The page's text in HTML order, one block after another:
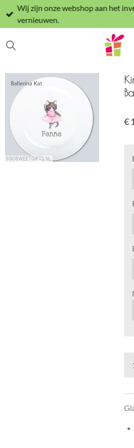
Ga
direct
de
Wij zijn onze webshop aan het
vernieuwen.
€